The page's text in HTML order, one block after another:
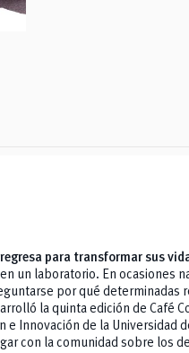
para transformar sus
un laboratorio. En ocasiones
por qué determinadas
la quinta edición de Café
Innovación de la Universidad
con la comunidad sobre los